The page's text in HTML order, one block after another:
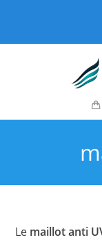
content
Le maillot anti